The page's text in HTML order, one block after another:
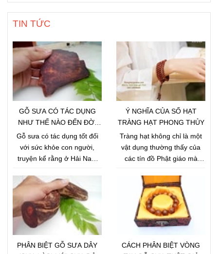
Vòng tay gỗ sưa
Vòng Trầm Hương
Vòng Đàn Hương
Tin tức
Liên hệ
TIN TỨC
GỖ SƯA CÓ TÁC DỤNG
NHƯ THẾ NÀO ĐẾN ĐỜI
Ý NGHĨA CỦA SỐ HẠT
TRÀNG HẠT PHONG THỦY